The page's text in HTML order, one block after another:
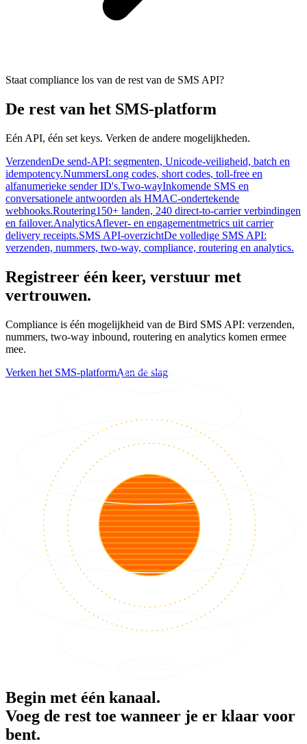
Staat compliance los van de rest van de SMS API?
De rest van het SMS-platform
Eén API, één set keys. Verken de andere mogelijkheden.
VerzendenDe send-API: segmenten, Unicode-veiligheid, batch en
idempotency.NummersLong codes, short codes, toll-free en
alfanumerieke sender ID's.Two-wayInkomende SMS en
conversationele antwoorden als HMAC-ondertekende
webhooks.Routering150+ landen, 240 direct-to-carrier verbindingen
en failover.AnalyticsAflever- en engagementmetrics uit carrier
delivery receipts.SMS API-overzichtDe volledige SMS API:
verzenden, nummers, two-way, compliance, routering en analytics.
Registreer één keer, verstuur met
vertrouwen.
Compliance is één mogelijkheid van de Bird SMS API: verzenden,
nummers, two-way inbound, routering en analytics komen ermee
mee.
Verken het SMS-platformAan de slag
Begin met één kanaal.
Voeg de rest toe wanneer je er klaar voor
bent.